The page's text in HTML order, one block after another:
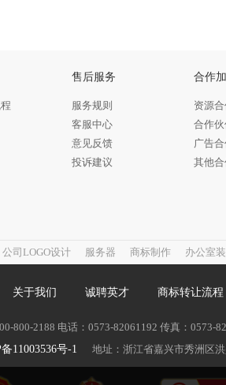
售后服务
服务规则
客服中心
意见反馈
投诉建议
合作
资源
合作
广告
其他
公司LOGO设计 服务器 商标制作 办公室
关于我们 诚聘英才 商标转让流程
800-2188 电话：0573-82061192 传真：0573-
11003536号-1 地址：浙江省嘉兴市秀洲区